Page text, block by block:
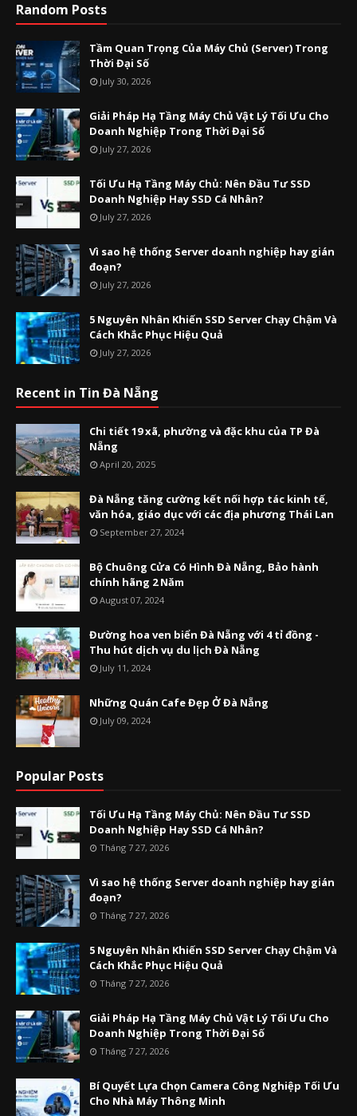
Random Posts
Tầm Quan Trọng Của Máy Chủ (Server) Trong
Thời Đại Số
July 30, 2026
Giải Pháp Hạ Tầng Máy Chủ Vật Lý Tối Ưu Cho
Doanh Nghiệp Trong Thời Đại Số
July 27, 2026
Tối Ưu Hạ Tầng Máy Chủ: Nên Đầu Tư SSD
Doanh Nghiệp Hay SSD Cá Nhân?
July 27, 2026
Vì sao hệ thống Server doanh nghiệp hay gián
đoạn?
July 27, 2026
5 Nguyên Nhân Khiến SSD Server Chạy Chậm Và
Cách Khắc Phục Hiệu Quả
July 27, 2026
Recent in Tin Đà Nẵng
Chi tiết 19 xã, phường và đặc khu của TP Đà
Nẵng
April 20, 2025
Đà Nẵng tăng cường kết nối hợp tác kinh tế,
văn hóa, giáo dục với các địa phương Thái Lan
September 27, 2024
Bộ Chuông Cửa Có Hình Đà Nẵng, Bảo hành
chính hãng 2 Năm
August 07, 2024
Đường hoa ven biển Đà Nẵng với 4 tỉ đồng -
Thu hút dịch vụ du lịch Đà Nẵng
July 11, 2024
Những Quán Cafe Đẹp Ở Đà Nẵng
July 09, 2024
Popular Posts
Tối Ưu Hạ Tầng Máy Chủ: Nên Đầu Tư SSD
Doanh Nghiệp Hay SSD Cá Nhân?
Tháng 7 27, 2026
Vì sao hệ thống Server doanh nghiệp hay gián
đoạn?
Tháng 7 27, 2026
5 Nguyên Nhân Khiến SSD Server Chạy Chậm Và
Cách Khắc Phục Hiệu Quả
Tháng 7 27, 2026
Giải Pháp Hạ Tầng Máy Chủ Vật Lý Tối Ưu Cho
Doanh Nghiệp Trong Thời Đại Số
Tháng 7 27, 2026
Bí Quyết Lựa Chọn Camera Công Nghiệp Tối Ưu
Cho Nhà Máy Thông Minh